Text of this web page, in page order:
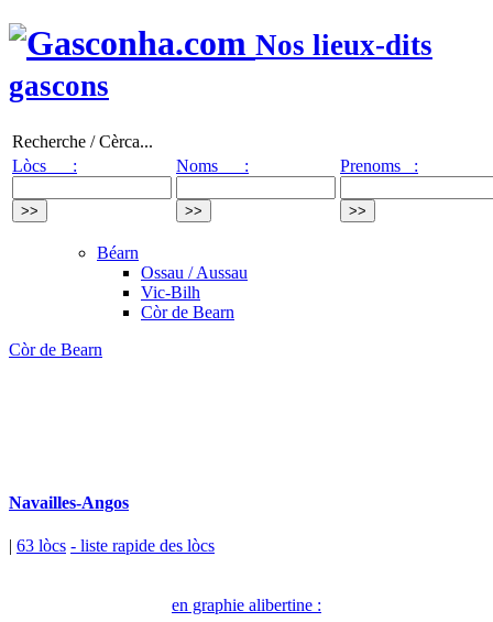
Nos lieux-dits
gascons
Recherche / Cèrca...
Lòcs :
Noms : Prenoms :
Béarn
Ossau / Aussau
Vic-Bilh
Còr de Bearn
Còr de Bearn
Navailles-Angos
| 63 lòcs - liste rapide des lòcs
en graphie alibertine :